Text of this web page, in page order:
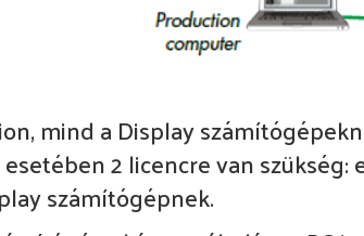
mind a Display
2 licencre van
számítógépnek.